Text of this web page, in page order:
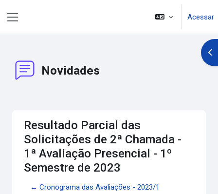
Acessar
Novidades
Resultado Parcial das
Solicitações de 2ª Chamada -
1ª Avaliação Presencial - 1º
Semestre de 2023
← Cronograma das Avaliações - 2023/1